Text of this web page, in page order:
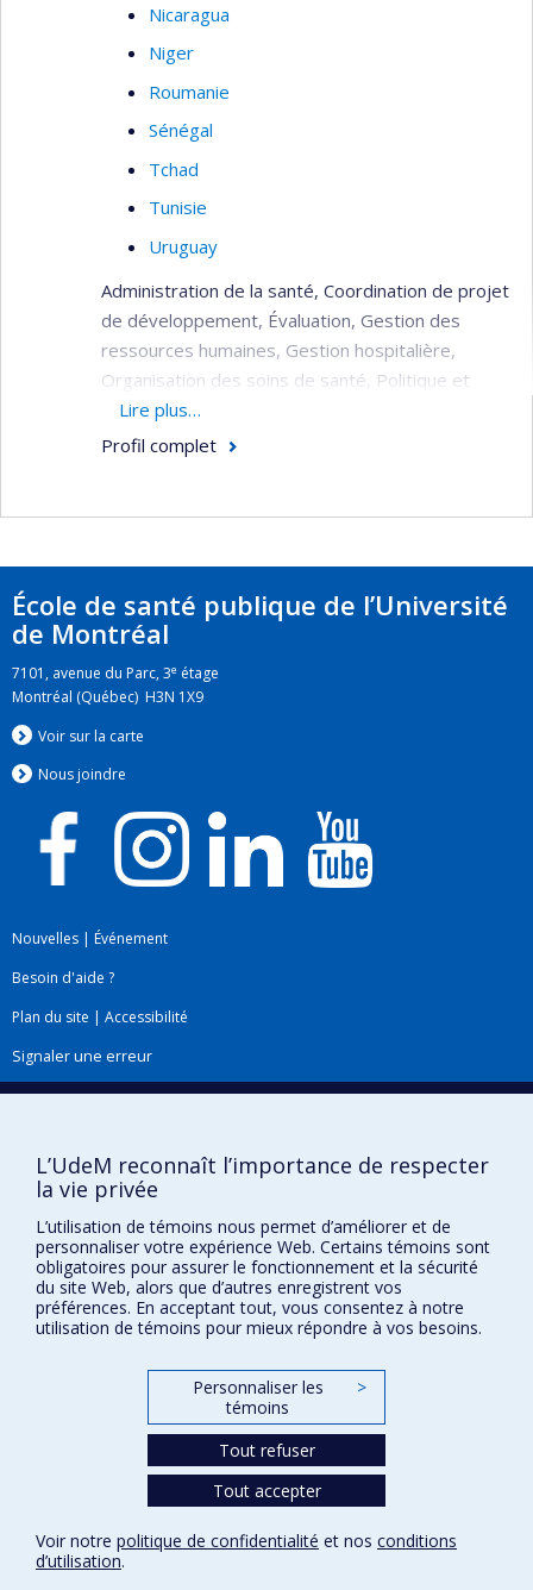
Nicaragua
Niger
Roumanie
Sénégal
Tchad
Tunisie
Uruguay
Administration de la santé, Coordination de projet
de développement, Évaluation, Gestion des
ressources humaines, Gestion hospitalière,
Organisation des soins de santé, Politique et
planification de la santé, Réhabilitation du
système de santé (post crise), Soins de santé
Lire plus…
Profil complet
École de santé publique de l’Université
de Montréal
7101, avenue du Parc, 3e étage
Montréal (Québec) H3N 1X9
Voir sur la carte
Nous joindre
Nouvelles | Événement
Besoin d'aide ?
Plan du site | Accessibilité
Signaler une erreur
Téléchargez les logos de l'ESPUM
L’UdeM reconnaît l’importance de respecter
la vie privée
L’utilisation de témoins nous permet d’améliorer et de
personnaliser votre expérience Web. Certains témoins sont
obligatoires pour assurer le fonctionnement et la sécurité
du site Web, alors que d’autres enregistrent vos
préférences. En acceptant tout, vous consentez à notre
utilisation de témoins pour mieux répondre à vos besoins.
Personnaliser les
témoins
>
Tout refuser
Tout accepter
Voir notre politique de confidentialité et nos conditions
d’utilisation.